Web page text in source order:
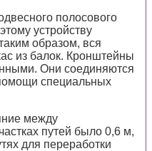
полосового
устройству
образом, вся
из балок. Кронштейны
Они соединяются
специальных
между
путей было 0,6 м,
для переработки